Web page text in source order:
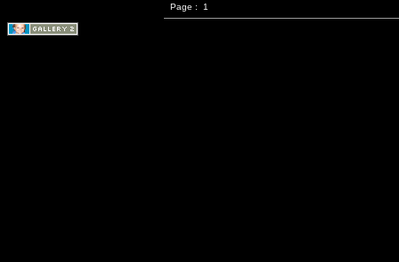
Page : 1